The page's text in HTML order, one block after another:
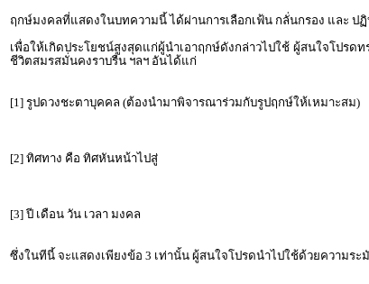
ฤกษ์มงคลที่แสดงในบทความนี้ ได้ผ่านการเลือกเฟ้น กลั่นกรอง และ
เพื่อให้เกิดประโยชน์สูงสุดแก่ผู้นำเอาฤกษ์ดังกล่าวไปใช้ ผู้สนใจโปร
ชีวิตสมรสมั่นคงราบรื่น ฯลฯ อันได้แก่
[1] รูปดวงชะตาบุคคล (ต้องนำมาพิจารณาร่วมกับรูปฤกษ์ให้เหมาะสม)
[2] ทิศทาง คือ ทิศหันหน้าไปสู่
[3] ปี เดือน วัน เวลา มงคล
ซึ่งในทีนี้ จะแสดงเพียงข้อ 3 เท่านั้น ผู้สนใจโปรดนำไปใช้ด้วยความระ